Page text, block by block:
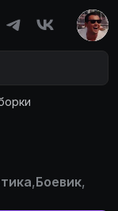
,Боевик,